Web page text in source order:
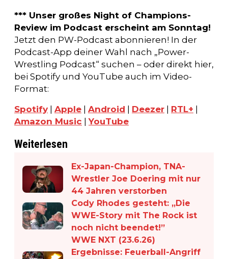
*** Unser großes Night of Champions-
Review im Podcast erscheint am Sonntag!
Jetzt den PW-Podcast abonnieren! In der
Podcast-App deiner Wahl nach „Power-
Wrestling Podcast“ suchen – oder direkt hier,
bei Spotify und YouTube auch im Video-
Format:
Spotify
Apple Android Deezer RTL+
Amazon Music |YouTube
Weiterlesen
Ex-Japan-Champion, TNA-
Wrestler Joe Doering mit nur
44 Jahren verstorben
Cody Rhodes gesteht: „Die
WWE-Story mit The Rock ist
noch nicht beendet!”
WWE NXT (23.6.26)
Ergebnisse: Feuerball-Angriff